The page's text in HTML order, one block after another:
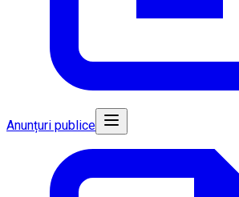
Anunțuri publice